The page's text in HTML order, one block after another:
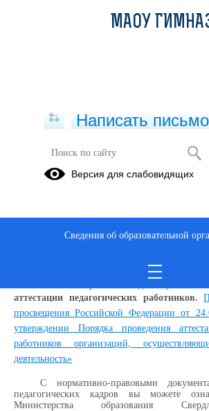
Аттестация
работников
аттестации педагогических работников.
просвещения Российской Федерации от
утверждении Порядка проведения
работников организаций,
деятельность»
С нормативно-правовыми
педагогических кадров вы можете
Министерства образования
МАОУ
Написать письмо
Версия для слабовидящих
Сведения об образовательной